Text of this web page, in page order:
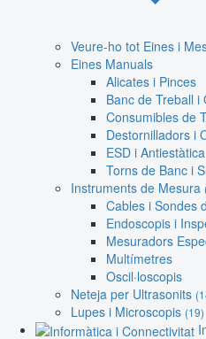
Veure-ho tot Eines i
Eines Manuals
Alicates i Pinces
Banc de Treball i
Consumibles de
Destornilladors i
ESD i Antiestàtica
Torns de Banc i
Instruments de Mesura
Cables i Sondes
Endoscopis i
Mesuradors
Multímetres
Oscil·loscopis
Neteja per Ultrasonits
Lupes i Microscopis (19)